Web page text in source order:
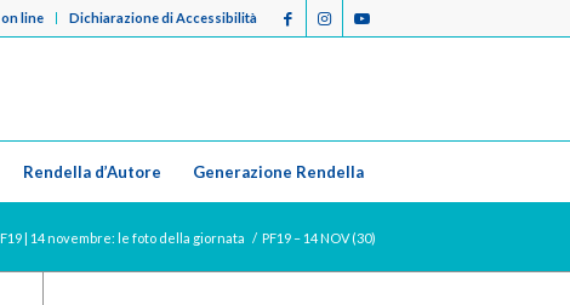
line Dichiarazione di Accessibilità
Rendella d’Autore Generazione Rendella
| 14 novembre: le foto della giornata / PF19 – 14 NOV (30)